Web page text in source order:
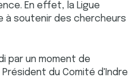
En effet, la Ligue
soutenir des chercheurs
par un moment de
Président du Comité d'Indre